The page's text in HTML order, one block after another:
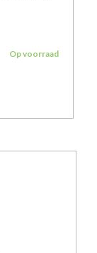
Op voorraad